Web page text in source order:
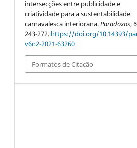
intersecções entre publicidade e
criatividade para a sustentabilidade
carnavalesca interiorana.Paradoxos,6
243-272. https://doi.org/10.14393/
v6n2-2021-63260
Formatos de Citação